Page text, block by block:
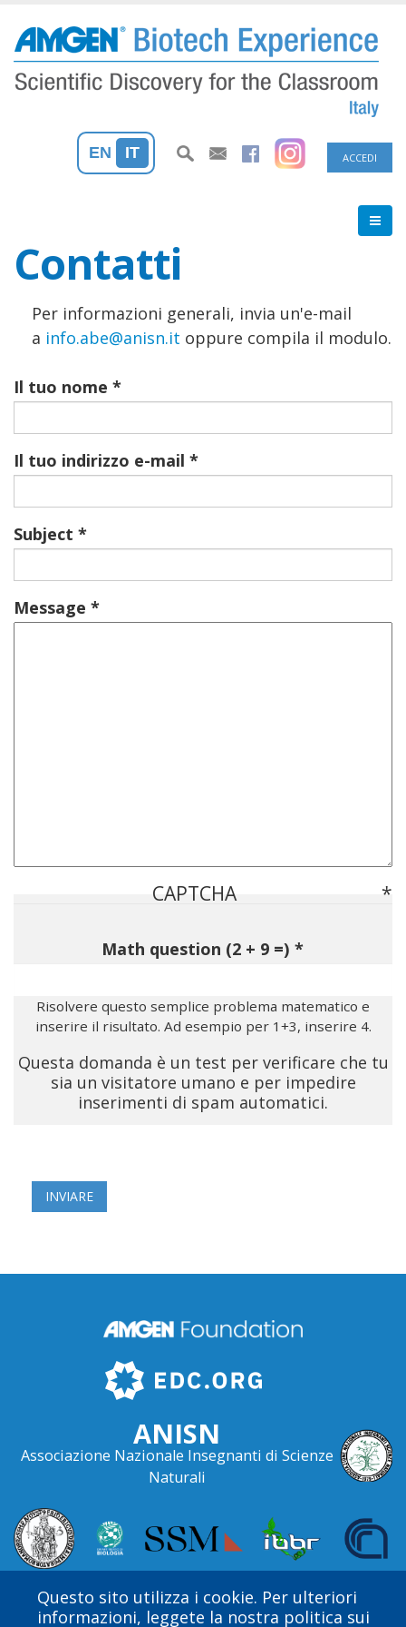
contenuto
principale
EN IT
Menu
profilo
utente
ACCEDI
Contatti
Per informazioni generali, invia un'e-mail
a info.abe@anisn.it oppure compila il modulo.
Il tuo nome
Il tuo indirizzo e-mail
Subject
Message
CAPTCHA
Math question (2 + 9 =)
Risolvere questo semplice problema matematico e
inserire il risultato. Ad esempio per 1+3, inserire 4.
Questa domanda è un test per verificare che tu
sia un visitatore umano e per impedire
inserimenti di spam automatici.
Questo sito utilizza i cookie. Per ulteriori
informazioni, leggete la nostra politica sui
ANISN
Associazione Nazionale Insegnanti di Scienze
Naturali